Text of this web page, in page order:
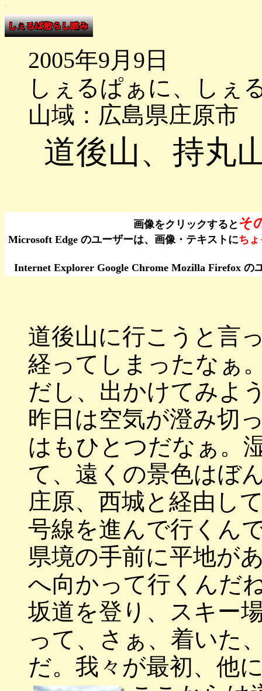
2005年9月9日
しぇるぱぁに、しぇ
山域：広島県庄原市
道後山、持丸
画像をクリックすると そ
Microsoft Edge のユーザーは、画像・テキストにち
Internet Explorer Google Chrome Mozilla Firefox の
道後山に行こうと言
経ってしまったなぁ
だし、出かけてみよ
昨日は空気が澄み切
はもひとつだなぁ。
て、遠くの景色はぼ
庄原、西城と経由し
号線を進んで行くん
県境の手前に平地が
へ向かって行くんだ
坂道を登り、スキー
って、さぁ、着いた
だ。我々が最初、他